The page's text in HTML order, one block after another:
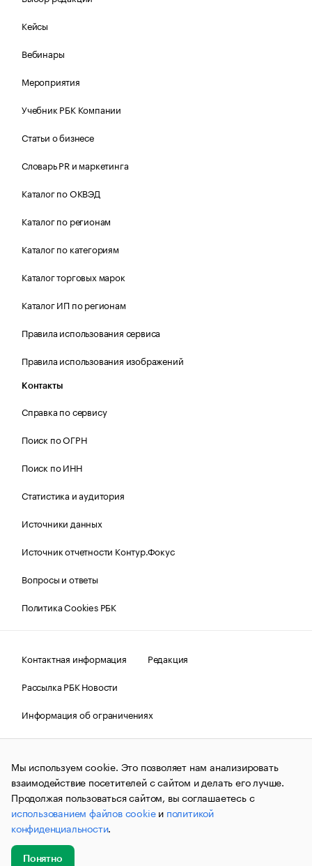
Кейсы
Вебинары
Мероприятия
Учебник РБК Компании
Статьи о бизнесе
Словарь PR и маркетинга
Каталог по ОКВЭД
Каталог по регионам
Каталог по категориям
Каталог торговых марок
Каталог ИП по регионам
Правила использования сервиса
Правила использования изображений
Контакты
Справка по сервису
Поиск по ОГРН
Поиск по ИНН
Статистика и аудитория
Источники данных
Источник отчетности Контур.Фокус
Вопросы и ответы
Политика Cookies РБК
Контактная информация
Редакция
Рассылка РБК Новости
Информация об ограничениях
Правовая информация
О соблюдении авторских прав
© АО «РОСБИЗНЕСКОНСАЛТИНГ»,1995–2026.Сообщения
и материалы информационного агентства «РБК»
(зарегистрировано Федеральной службой по надзору в сфере
связи, информационных технологий и массовых
коммуникаций (Роскомнадзор) 09.12.2015 за номером ИА
№ФС77-63848) сопровождаются пометкой «РБК». Отдельные
публикации могут содержать информацию,
не предназначенную для пользователей
до 18 лет.
Мы используем cookie. Это позволяет нам анализировать
взаимодействие посетителей с сайтом и делать его лучше.
Продолжая пользоваться сайтом, вы соглашаетесь с
использованием файлов cookieи политикой
конфиденциальности.
Понятно